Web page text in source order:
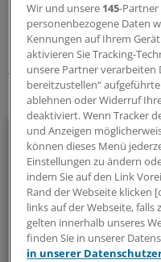
Schlagworte:
Berufspolitik
Ihr Newsletter zum
Politik &
Mit diesem Newsletter
Geschehen in der
Hintergründen und
Wir und unsere 145-
personenbezogene Daten
Kennungen auf Ihrem
aktivieren Sie Tracking-
unsere Partner verarbeiten
bereitzustellen“
ablehnen oder Widerruf
deaktiviert. Wenn Tracker
und Anzeigen
können dieses Menü
Einstellungen zu ändern
indem Sie auf den Link
Rand der Webseite klicken
links auf der Webseite,
gelten innerhalb unseres
finden Sie in unserer
in unserer